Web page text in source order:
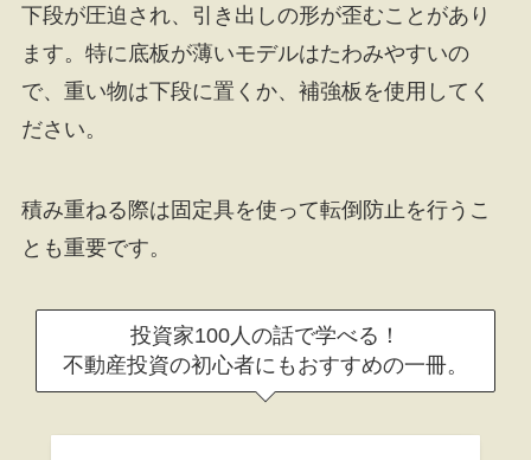
下段が圧迫され、引き出しの形が歪むことがあり
ます。特に底板が薄いモデルはたわみやすいの
で、重い物は下段に置くか、補強板を使用してく
ださい。
積み重ねる際は固定具を使って転倒防止を行うこ
とも重要です。
投資家100人の話で学べる！
不動産投資の初心者にもおすすめの一冊。